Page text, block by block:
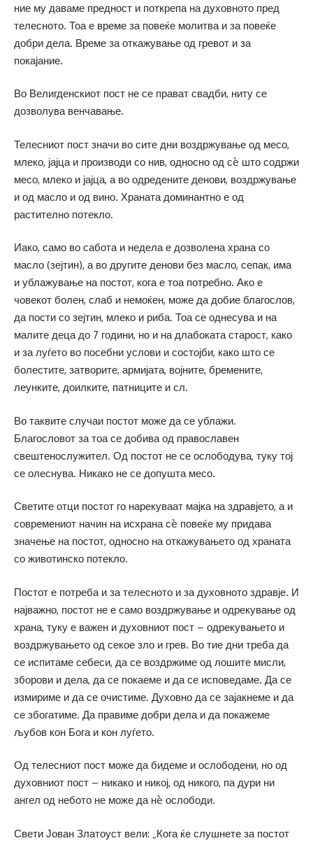
ние му даваме предност и поткрепа на духовното пред
телесното. Тоа е време за повеќе молитва и за повеќе
добри дела. Време за откажување од гревот и за
покајание.
Во Велигденскиот пост не се прават свадби, ниту се
дозволува венчавање.
Телесниот пост значи во сите дни воздржување од месо,
млеко, јајца и производи со нив, односно од сè што содржи
месо, млеко и јајца, а во одредените денови, воздржување
и од масло и од вино. Храната доминантно е од
растително потекло.
Иако, само во сабота и недела е дозволена храна со
масло (зејтин), а во другите денови без масло, сепак, има
и ублажување на постот, кога е тоа потребно. Ако е
човекот болен, слаб и немоќен, може да добие благослов,
да пости со зејтин, млеко и риба. Тоа се однесува и на
малите деца до 7 години, но и на длабоката старост, како
и за луѓето во посебни услови и состојби, како што се
болестите, затворите, армијата, војните, бремените,
леунките, доилките, патниците и сл.
Во таквите случаи постот може да се ублажи.
Благословот за тоа се добива од православен
свештенослужител. Од постот не се ослободува, туку тој
се олеснува. Никако не се допушта месо.
Светите отци постот го нарекуваат мајка на здравјето, а и
современиот начин на исхрана сè повеќе му придава
значење на постот, односно на откажувањето од храната
со животинско потекло.
Постот е потреба и за телесното и за духовното здравје. И
најважно, постот не е само воздржување и одрекување од
храна, туку е важен и духовниот пост – одрекувањето и
воздржувањето од секое зло и грев. Во тие дни треба да
се испитаме себеси, да се воздржиме од лошите мисли,
зборови и дела, да се покаеме и да се исповедаме. Да се
измириме и да се очистиме. Духовно да се зајакнеме и да
се збогатиме. Да правиме добри дела и да покажеме
љубов кон Бога и кон луѓето.
Од телесниот пост може да бидеме и ослободени, но од
духовниот пост – никако и никој, од никого, па дури ни
ангел од небото не може да нè ослободи.
Свети Јован Златоуст вели: „Кога ќе слушнете за постот